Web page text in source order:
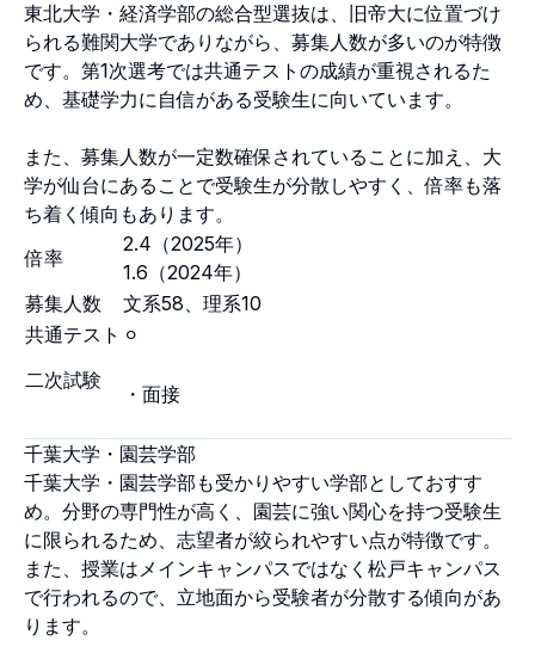
東北大学・経済学部の総合型選抜は、旧帝大に位置づけ
られる難関大学でありながら、募集人数が多いのが特徴
です。第1次選考では共通テストの成績が重視されるた
め、基礎学力に自信がある受験生に向いています。
また、募集人数が一定数確保されていることに加え、大
学が仙台にあることで受験生が分散しやすく、倍率も落
ち着く傾向もあります。
倍率
2.4（2025年）
1.6（2024年）
募集人数
文系58、理系10
共通テスト ⚪︎
二次試験
・面接
千葉大学・園芸学部
千葉大学・園芸学部も受かりやすい学部としておすす
め。分野の専門性が高く、園芸に強い関心を持つ受験生
に限られるため、志望者が絞られやすい点が特徴です。
また、授業はメインキャンパスではなく松戸キャンパス
で行われるので、立地面から受験者が分散する傾向があ
ります。